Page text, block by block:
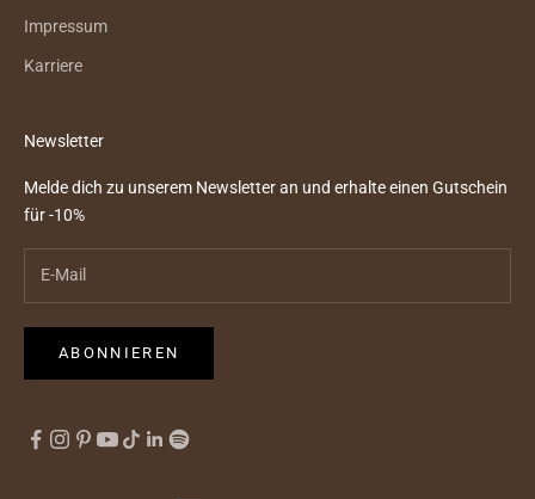
Impressum
Karriere
Newsletter
Melde dich zu unserem Newsletter an und erhalte einen Gutschein
für -10%
ABONNIEREN